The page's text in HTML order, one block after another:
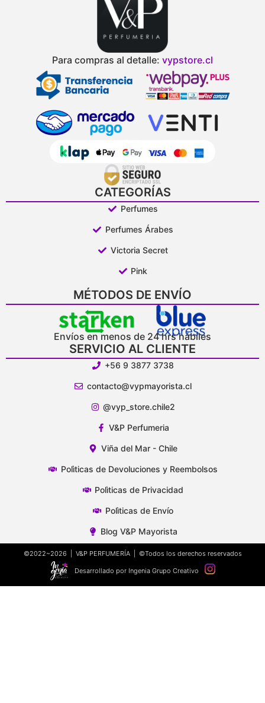
Para compras al detalle: vypstore.cl
CATEGORÍAS
Perfumes
Perfumes Árabes
Victoria Secret
Pink
MÉTODOS DE ENVÍO
Envíos en menos de 24 hrs hábiles
SERVICIO AL CLIENTE
+56 9 3877 3738
contacto@vypmayorista.cl
@vyp_store.chile2
V&P Perfumeria
Viña del Mar - Chile
Polìticas de Devoluciones y Reembolsos
Polìticas de Privacidad
Polìticas de Envío
Blog V&P Mayorista
©2022~2026 | V&P PERFUMERÍA | ©Todos los derechos reservados
Desarrollado por Ingenia Grupo Creativo